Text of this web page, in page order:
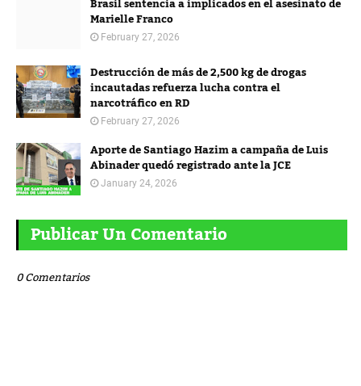
Brasil sentencia a implicados en el asesinato de
Marielle Franco
February 27, 2026
Destrucción de más de 2,500 kg de drogas
incautadas refuerza lucha contra el
narcotráfico en RD
February 27, 2026
Aporte de Santiago Hazim a campaña de Luis
Abinader quedó registrado ante la JCE
January 24, 2026
Publicar Un Comentario
0 Comentarios